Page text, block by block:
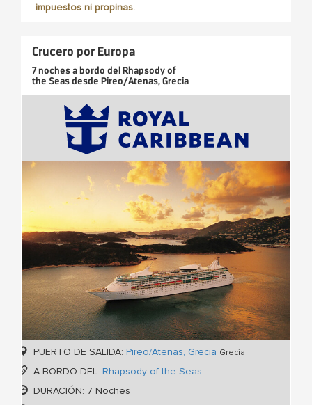
impuestos ni propinas.
Crucero por Europa
7 nochesa bordo delRhapsody of
the Seasdesde Pireo/Atenas, Grecia
PUERTO DE SALIDA: Pireo/Atenas, Grecia Grecia
A BORDO DEL: Rhapsody of the Seas
DURACIÓN: 7 Noches